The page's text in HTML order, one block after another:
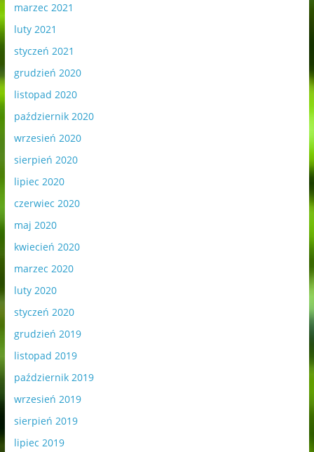
marzec 2021
luty 2021
styczeń 2021
grudzień 2020
listopad 2020
październik 2020
wrzesień 2020
sierpień 2020
lipiec 2020
czerwiec 2020
maj 2020
kwiecień 2020
marzec 2020
luty 2020
styczeń 2020
grudzień 2019
listopad 2019
październik 2019
wrzesień 2019
sierpień 2019
lipiec 2019